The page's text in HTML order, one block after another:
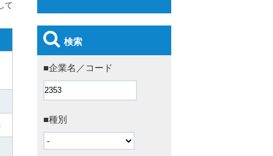
て
検索
■企業名／コード
■種別